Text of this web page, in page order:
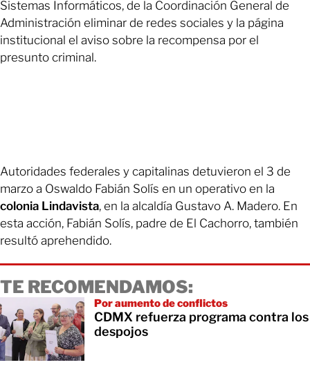
Sistemas Informáticos, de la Coordinación General de
Administración eliminar de redes sociales y la página
institucional el aviso sobre la recompensa por el
presunto criminal.
Autoridades federales y capitalinas detuvieron el 3 de
marzo a Oswaldo Fabián Solís en un operativo en la
colonia Lindavista, en la alcaldía Gustavo A. Madero. En
esta acción, Fabián Solís, padre de El Cachorro, también
resultó aprehendido.
TE RECOMENDAMOS:
Por aumento de conflictos
CDMX refuerza programa contra los
despojos